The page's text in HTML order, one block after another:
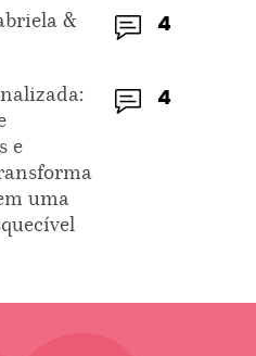
4
&
4
e
uma